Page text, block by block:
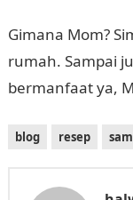
Gimana Mom?
rumah. Sampai
bermanfaat ya,
blog resep